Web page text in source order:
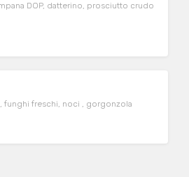
DOP, datterino, prosciutto crudo
funghi freschi, noci , gorgonzola